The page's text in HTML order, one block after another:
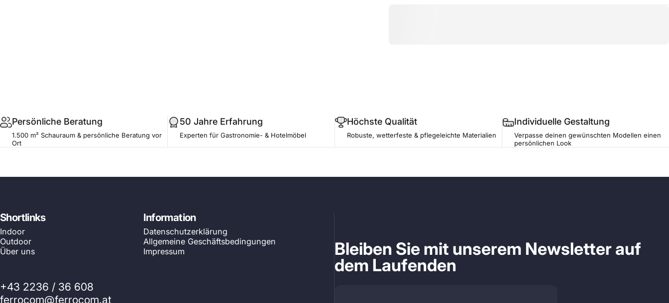
Persönliche Beratung
1.500 m² Schauraum & persönliche Beratung vor
Ort
50 Jahre Erfahrung
Experten für Gastronomie- & Hotelmöbel
Höchste Qualität
Robuste, wetterfeste & pflegeleichte Materialien
Individuelle Gestaltung
Verpasse deinen gewünschten Modellen einen
persönlichen Look
Shortlinks
Indoor
Outdoor
Über uns
Information
Datenschutzerklärung
Allgemeine Geschäftsbedingungen
Impressum
+43 2236 / 36 608
ferrocom@ferrocom.at
Bleiben Sie mit unserem Newsletter auf
dem Laufenden